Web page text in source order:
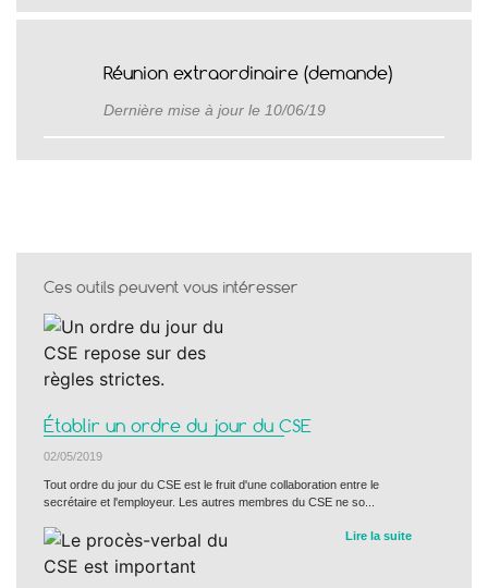
Réunion extraordinaire (demande)
Dernière mise à jour le 10/06/19
Ces outils peuvent vous intéresser
Établir un ordre du jour du CSE
02/05/2019
Tout ordre du jour du CSE est le fruit d'une collaboration entre le
secrétaire et l'employeur. Les autres membres du CSE ne so...
Lire la suite